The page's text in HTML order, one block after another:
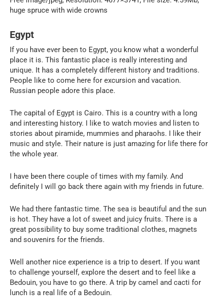
huge spruce with wide crowns
Egypt
If you have ever been to Egypt, you know what a wonderful
place it is. This fantastic place is really interesting and
unique. It has a completely different history and traditions.
People like to come here for excursion and vacation.
Russian people adore this place.
The capital of Egypt is Cairo. This is a country with a long
and interesting history. I like to watch movies and listen to
stories about piramide, mummies and pharaohs. I like their
music and style. Their nature is just amazing for life there for
the whole year.
I have been there couple of times with my family. And
definitely I will go back there again with my friends in future.
We had there fantastic time. The sea is beautiful and the sun
is hot. They have a lot of sweet and juicy fruits. There is a
great possibility to buy some traditional clothes, magnets
and souvenirs for the friends.
Well another nice experience is a trip to desert. If you want
to challenge yourself, explore the desert and to feel like a
Bedouin, you have to go there. A trip by camel and cacti for
lunch is a real life of a Bedouin.